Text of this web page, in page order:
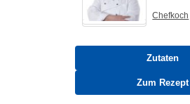
Chefkoch
Zutaten
Zum Rezept